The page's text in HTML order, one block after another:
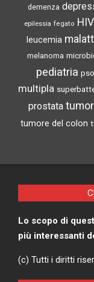
demenza
epilessia fegato HIV
leucemia
melanoma
pediatria
multipla
prostata
tumore del colon
Lo scopo di
più interessanti
(c) Tutti i diritti